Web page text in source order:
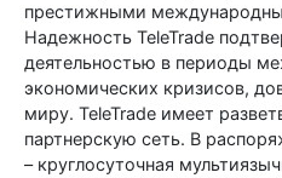
престижными
Надежность TeleTrade
деятельностью в периоды
экономических кризисов,
миру. TeleTrade имеет
партнерскую сеть. В
– круглосуточная